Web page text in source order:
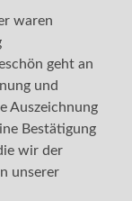
waren
geht an
und
Auszeichnung
Bestätigung
wir der
unserer